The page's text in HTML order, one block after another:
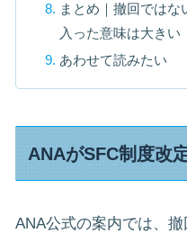
まとめ｜撤回ではな
入った意味は大きい
あわせて読みたい
ANAがSFC制度改
ANA公式の案内では、